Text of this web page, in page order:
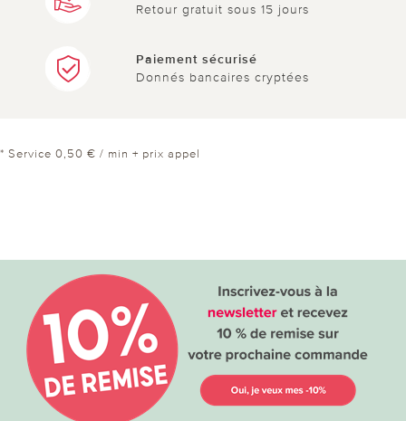
Retour gratuit sous 15 jours
Paiement sécurisé
Donnés bancaires cryptées
* Service 0,50 € / min + prix appel